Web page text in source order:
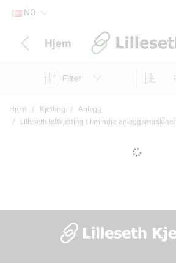
NO
Hjem
Filter
Hjem Kjetting
Anlegg
Lilleseth lettkjetting til mindre anleggsmaskiner